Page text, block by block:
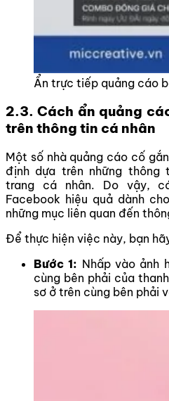
Ẩn trực tiếp quảng cáo
2.3. Cách ẩn quảng
trên thông tin cá nhân
Một số nhà quảng cáo cố
định dựa trên những
trang cá nhân. Do vậy,
Facebook hiệu quả dành
những mục liên quan đến
Để thực hiện việc này, bạn
Bước 1: Nhấp vào ảnh
cùng bên phải của
sơ ở trên cùng bên phải